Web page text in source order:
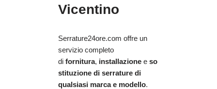
Vicentino
Serrature24ore.com offre un
servizio completo
di fornitura, installazione e so
stituzione di serrature di
qualsiasi marca e modello.